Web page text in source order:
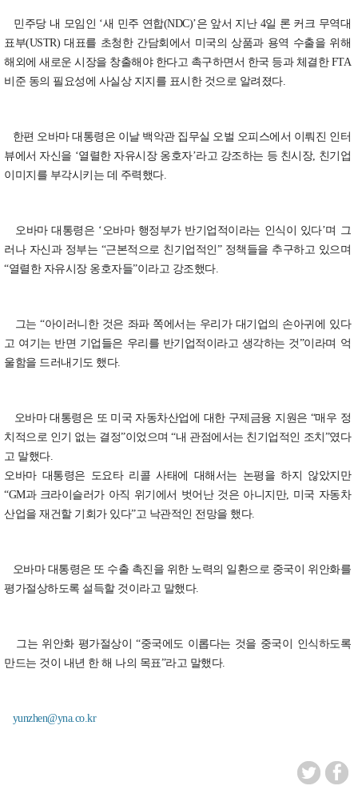
민주당 내 모임인 ‘새 민주 연합(NDC)’은 앞서 지난 4일 론 커크 무역대
표부(USTR) 대표를 초청한 간담회에서 미국의 상품과 용역 수출을 위해
해외에 새로운 시장을 창출해야 한다고 촉구하면서 한국 등과 체결한 FTA
비준 동의 필요성에 사실상 지지를 표시한 것으로 알려졌다.
한편 오바마 대통령은 이날 백악관 집무실 오벌 오피스에서 이뤄진 인터
뷰에서 자신을 ‘열렬한 자유시장 옹호자’라고 강조하는 등 친시장, 친기업
이미지를 부각시키는 데 주력했다.
오바마 대통령은 ‘오바마 행정부가 반기업적이라는 인식이 있다’며 그
러나 자신과 정부는 “근본적으로 친기업적인” 정책들을 추구하고 있으며
“열렬한 자유시장 옹호자들”이라고 강조했다.
그는 “아이러니한 것은 좌파 쪽에서는 우리가 대기업의 손아귀에 있다
고 여기는 반면 기업들은 우리를 반기업적이라고 생각하는 것”이라며 억
울함을 드러내기도 했다.
오바마 대통령은 또 미국 자동차산업에 대한 구제금융 지원은 “매우 정
치적으로 인기 없는 결정”이었으며 “내 관점에서는 친기업적인 조치”였다
고 말했다.
오바마 대통령은 도요타 리콜 사태에 대해서는 논평을 하지 않았지만
“GM과 크라이슬러가 아직 위기에서 벗어난 것은 아니지만, 미국 자동차
산업을 재건할 기회가 있다”고 낙관적인 전망을 했다.
오바마 대통령은 또 수출 촉진을 위한 노력의 일환으로 중국이 위안화를
평가절상하도록 설득할 것이라고 말했다.
그는 위안화 평가절상이 “중국에도 이롭다는 것을 중국이 인식하도록
만드는 것이 내년 한 해 나의 목표”라고 말했다.
yunzhen@yna.co.kr